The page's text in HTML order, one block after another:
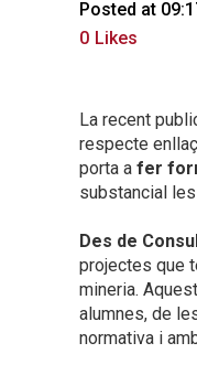
Posted at
0 Likes
La recent
respecte
porta a fer
substancial
Des de
projectes que
mineria.
alumnes, de
normativa i